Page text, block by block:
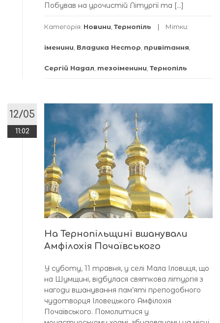
Побував на урочистій Літургії та […]
Категорія: Новини Тернопіль Мітки:
іменини Владика Нестор привітання
Сергій Надал тезоіменини Тернопіль
12/05
11:02
На Тернопільщині вшанували
Амфілохія Почаївського
У суботу, 11 травня, у селі Мала Іловиця, що
на Шумщині, відбулася святкова літургія з
нагоди вшанування пам’яті преподобного
чудотворця Іловецького Амфілохія
Почаївського. Помолитися у